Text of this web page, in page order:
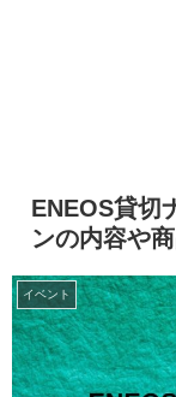
ENEOS貸切
ンの内容や
イベント